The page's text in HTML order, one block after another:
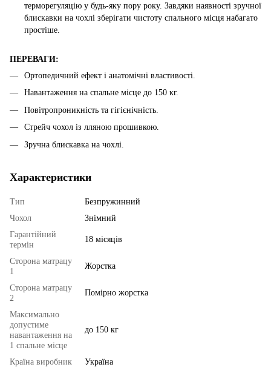
терморегуляцію у будь-яку пору року. Завдяки наявності зручної
блискавки на чохлі зберігати чистоту спального місця набагато
простіше.
ПЕРЕВАГИ:
Ортопедичний ефект і анатомічні властивості.
Навантаження на спальне місце до 150 кг.
Повітропроникність та гігієнічність.
Стрейч чохол із лляною прошивкою.
Зручна блискавка на чохлі.
Характеристики
Тип
Безпружинний
Чохол
Знімний
Гарантійний
термін
18 місяців
Сторона матрацу
1
Жорстка
Сторона матрацу
2
Помірно жорстка
Максимально
допустиме
навантаження на
1 спальне місце
до 150 кг
Країна виробник
Україна